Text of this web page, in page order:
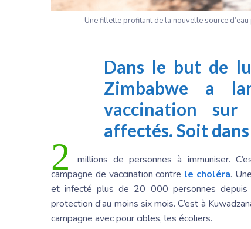
Une fillette profitant de la nouvelle source
Dans le but de
Zimbabwe a
vaccination
affectés. Soit
2
millions de personnes à immuniser.
campagne de vaccination contre le choléra.
et infecté plus de 20 000 personnes
protection d’au moins six mois. C’est à
campagne avec pour cibles, les écoliers.